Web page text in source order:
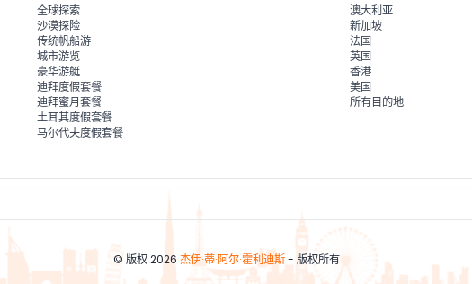
全球探索
沙漠探险
传统帆船游
城市游览
豪华游艇
迪拜度假套餐
迪拜蜜月套餐
土耳其度假套餐
马尔代夫度假套餐
澳大利亚
新加坡
法国
英国
香港
美国
所有目的地
© 版权 2026 杰伊·蒂·阿尔·霍利迪斯- 版权所有